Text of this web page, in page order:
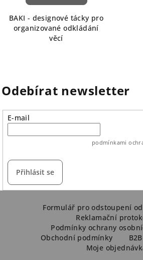
BAKI - designové tácky pro
organizované odkládání
věcí
Odebírat newsletter
E-mail
podmínkami
Přihlásit se
Formulář pro odstoupení
Reklamační
Podmínky ochrany
Obchodní podmínky
Moje